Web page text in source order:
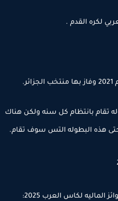
لكره القدم .
بانتظام كل سنه ولكن هناك
هذه البطوله التس سوف تقام.
لكاس العرب 2025: